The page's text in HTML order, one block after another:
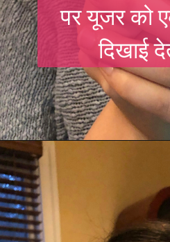
पर यूजर को
दिखाई